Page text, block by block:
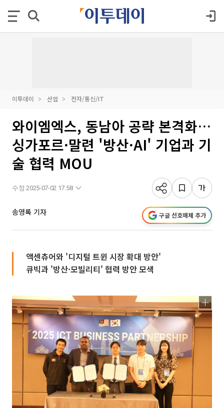
이투데이 산업 전자/통신/IT
와이엠엑스, 동남아 공략 본격화…
싱가포르·말련 '방산·AI' 기업과 기
술 협력 MOU
수정 2025-07-02 17:58
송영록 기자 구글 선호매체 추가
액센츄어와 '디지털 트윈 시장 확대 방안'
큐빅과 '방산·모빌리티' 협력 방안 모색